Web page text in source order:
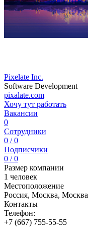
Pixelate Inc.
Software Development
pixalate.com
Хочу тут работать
Вакансии
0
Сотрудники
0 / 0
Подписчики
0 / 0
Размер компании
1 человек
Местоположение
Россия, Москва, Москва
Контакты
Телефон:
+7 (667) 755-55-55